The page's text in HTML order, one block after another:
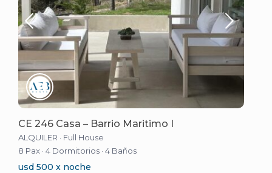
CE 246 Casa – Barrio Maritimo I
ALQUILER · Full House
8 Pax · 4 Dormitorios · 4 Baños
usd 500 x noche